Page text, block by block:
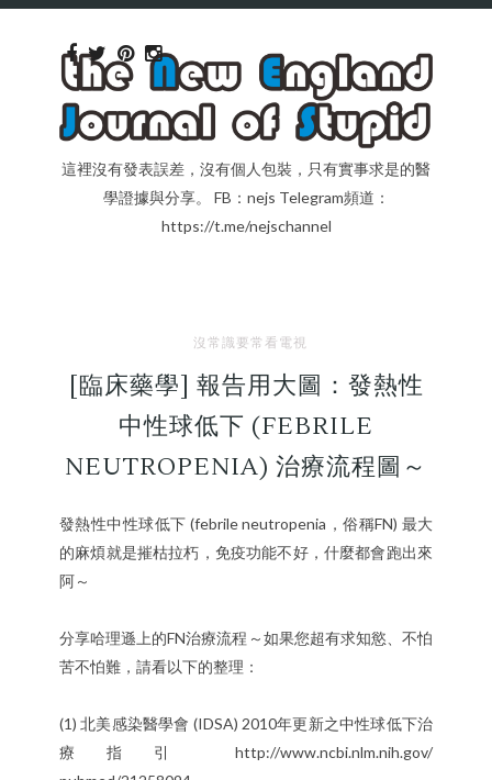
這裡沒有發表誤差，沒有個人包裝，只有實事求是的醫
學證據與分享。 FB：nejs Telegram頻道：
https://t.me/nejschannel
沒常識要常看電視
[臨床藥學] 報告用大圖：發熱性
中性球低下 (FEBRILE
NEUTROPENIA) 治療流程圖～
發熱性中性球低下 (febrile neutropenia，俗稱FN) 最大
的麻煩就是摧枯拉朽，免疫功能不好，什麼都會跑出來
阿～
分享哈理遜上的FN治療流程～如果您超有求知慾、不怕
苦不怕難，請看以下的整理：
(1) 北美感染醫學會 (IDSA) 2010年更新之中性球低下治
療指引 http://www.ncbi.nlm.nih.gov/